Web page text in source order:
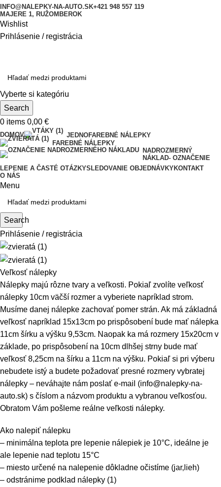
INFO@NALEPKY-NA-AUTO.SK+421 948 557 119
MAJERE 1, RUŽOMBEROK
Wishlist
Prihlásenie / registrácia
Vyberte si kategóriu
Search
0 items 0,00 €
DOMOV
JEDNOFAREBNÉ NÁLEPKY
FAREBNÉ NÁLEPKY
NADROZMERNÝ
NÁKLAD- OZNAČENIE
LEPENIE A ČASTÉ OTÁZKYSLEDOVANIE OBJEDNÁVKYKONTAKT
O NÁS
Menu
Search
Prihlásenie / registrácia
Veľkosť nálepky
Nálepky majú rôzne tvary a veľkosti. Pokiaľ zvolíte veľkosť
nálepky 10cm väčší rozmer a vyberiete napríklad strom.
Musíme danej nálepke zachovať pomer strán. Ak má základná
veľkosť napríklad 15x13cm po prispôsobení bude mať nálepka
11cm šírku a výšku 9,53cm. Naopak ka má rozmery 15x20cm v
základe, po prispôsobení na 10cm dlhšej strny bude mať
veľkosť 8,25cm na šírku a 11cm na výšku. Pokiaľ si pri výberu
nebudete istý a budete požadovať presné rozmery vybratej
nálepky – neváhajte nám poslať e-mail (info@nalepky-na-
auto.sk) s číslom a názvom produktu a vybranou veľkosťou.
Obratom Vám pošleme reálne veľkosti nálepky.
Ako nalepiť nálepku
– minimálna teplota pre lepenie nálepiek je 10°C, ideálne je
ale lepenie nad teplotu 15°C
– miesto určené na nalepenie dôkladne očistíme (jar,lieh)
– odstránime podklad nálepky (1)